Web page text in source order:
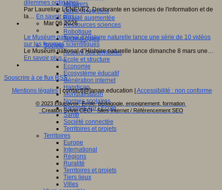
Métavers
Outils et logiciels
Réalité augmentée
Ressources sciences
Robotique
Technologies
Société
Acteurs des territoires
Ecole et structure
Economie
Ecosystème éducatif
Génération internet
Handicap
Mondialisation
Normes scolaires
Regards sur l’Ecole
Santé
Société connectée
Territoires et projets
Territoires
Europe
International
Régions
Ruralité
Territoires et projets
Tiers lieux
Villes
dilemmes ordinaires
Par Laureline LENEVEZ, Doctorante en sciences de l'information et de
la… En savoir plus...
Mar 06 2026
Le Muséum national d’Histoire naturelle lance une série de 10 vidéos
sur les femmes scientifiques
Le Muséum national d’Histoire naturelle lance dimanche 8 mars une…
En savoir plus...
Souscrire à ce flux RSS
Mentions légales| contact[@]anae.education | Accessibilité : non conforme
© 2023 Educavox, Ecole, pédagogie, enseignement, formation
Creation Sylvie CECI - Sites Internet / Référencement SEO